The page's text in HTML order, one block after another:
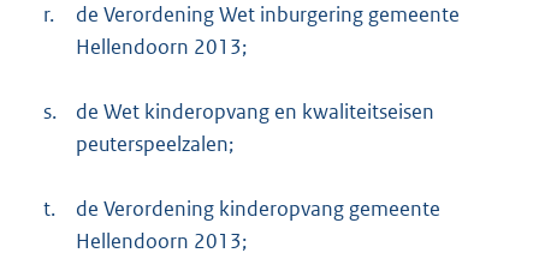
r.
de Verordening Wet inburgering gemeente
Hellendoorn 2013;
s.
de Wet kinderopvang en kwaliteitseisen
peuterspeelzalen;
t.
de Verordening kinderopvang gemeente
Hellendoorn 2013;